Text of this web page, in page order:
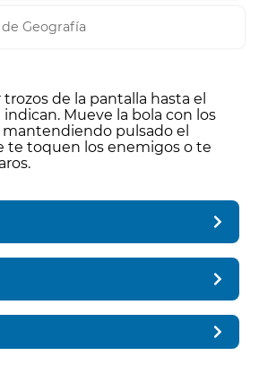
Geografía
de la pantalla hasta el
Mueve la bola con los
pulsado el
te toquen los enemigos o te